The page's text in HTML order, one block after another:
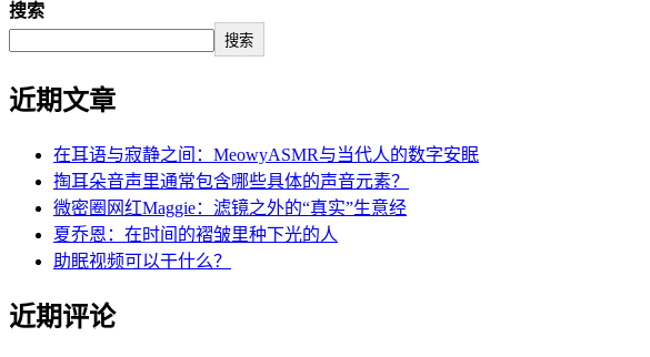
搜索
搜索
近期文章
在耳语与寂静之间：MeowyASMR与当代人的数字安眠
掏耳朵音声里通常包含哪些具体的声音元素？
微密圈网红Maggie：滤镜之外的“真实”生意经
夏乔恩：在时间的褶皱里种下光的人
助眠视频可以干什么？
近期评论